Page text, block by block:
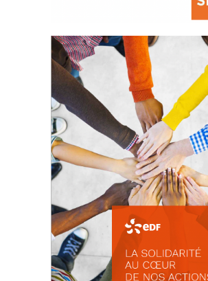
La prévention des conflits
d’intérêts
18 septembre 2023
FEUILLETER